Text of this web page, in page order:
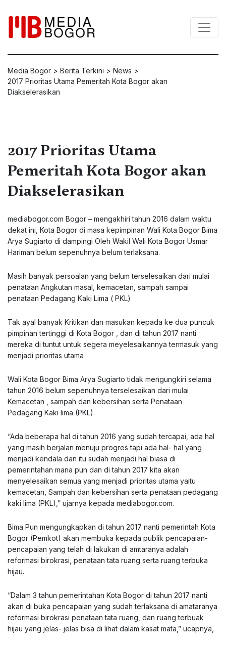
Media Bogor > Berita Terkini > News >
2017 Prioritas Utama Pemeritah Kota Bogor akan
Diakselerasikan
2017 Prioritas Utama
Pemeritah Kota Bogor akan
Diakselerasikan
mediabogor.com Bogor – mengakhiri tahun 2016 dalam waktu
dekat ini, Kota Bogor di masa kepimpinan Wali Kota Bogor Bima
Arya Sugiarto di dampingi Oleh Wakil Wali Kota Bogor Usmar
Hariman belum sepenuhnya belum terlaksana.
Masih banyak persoalan yang belum terselesaikan dari mulai
penataan Angkutan masal, kemacetan, sampah sampai
penataan Pedagang Kaki Lima ( PKL)
Tak ayal banyak Kritikan dan masukan kepada ke dua puncuk
pimpinan tertinggi di Kota Bogor , dan di tahun 2017 nanti
mereka di tuntut untuk segera meyelesaikannya termasuk yang
menjadi prioritas utama
Wali Kota Bogor Bima Arya Sugiarto tidak mengungkiri selama
tahun 2016 belum sepenuhnya terselesaikan dari mulai
Kemacetan , sampah dan kebersihan serta Penataan
Pedagang Kaki lima (PKL).
“Ada beberapa hal di tahun 2016 yang sudah tercapai, ada hal
yang masih berjalan menuju progres tapi ada hal- hal yang
menjadi kendala dan itu sudah menjadi hal biasa di
pemerintahan mana pun dan di tahun 2017 kita akan
menyelesaikan semua yang menjadi prioritas utama yaitu
kemacetan, Sampah dan kebersihan serta penataan pedagang
kaki lima (PKL),” ujarnya kepada mediabogor.com.
Bima Pun mengungkapkan di tahun 2017 nanti pemerintah Kota
Bogor (Pemkot) akan membuka kepada publik pencapaian-
pencapaian yang telah di lakukan di amtaranya adalah
reformasi birokrasi, penataan tata ruang serta ruang terbuka
hijau.
“Dalam 3 tahun pemerintahan Kota Bogor di tahun 2017 nanti
akan di buka pencapaian yang sudah terlaksana di amataranya
reformasi birokrasi penataan tata ruang, dan ruang terbuak
hijau yang jelas- jelas bisa di lihat dalam kasat mata,” ucapnya,